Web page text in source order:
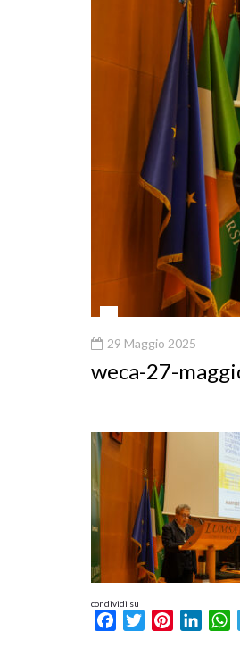
29 Maggio 2025
weca-27-
condividi su
FacebookTwitterPinterest